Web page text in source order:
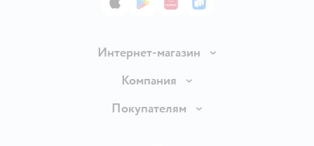
App StoreGoogle Play
AppGallery
RuStore
Интернет-магазин
Доставка и оплата
Правила продажи
Компания
Вакансии
Покупателям